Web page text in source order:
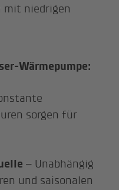
mit niedrigen
Wärmepumpe:
sorgen für
– Unabhängig
und saisonalen